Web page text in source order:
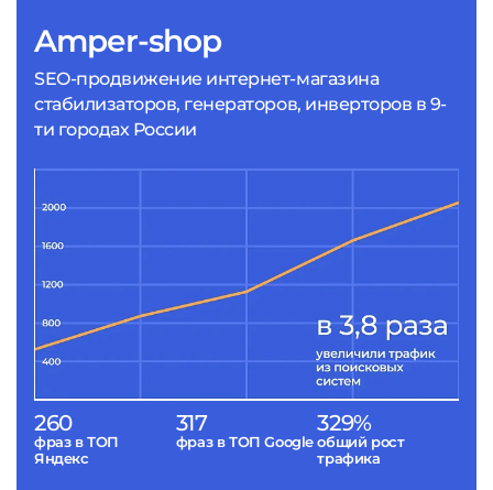
Amper-shop
SEO-продвижение интернет-магазина
стабилизаторов, генераторов, инверторов в 9-
ти городах России
260
фраз в ТОП
Яндекс
317
фраз в ТОП Google
329%
общий рост
трафика